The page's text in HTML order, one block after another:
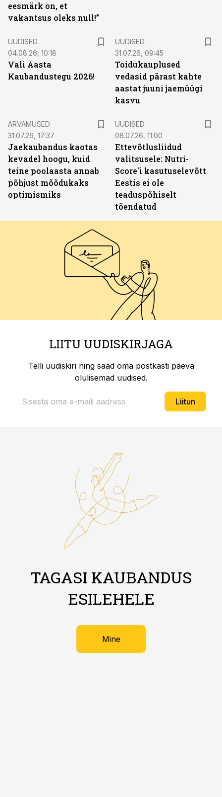
eesmärk on, et
vakantsus oleks null!”
UUDISED
04.08.26, 10:18
Vali Aasta
Kaubandustegu 2026!
UUDISED
31.07.26, 09:45
Toidukauplused
vedasid pärast kahte
aastat juuni jaemüügi
kasvu
ARVAMUSED
31.07.26, 17:37
Jaekaubandus kaotas
kevadel hoogu, kuid
teine poolaasta annab
põhjust mõõdukaks
optimismiks
UUDISED
08.07.26, 11:00
Ettevõtlusliidud
valitsusele: Nutri-
Score'i kasutuselevõtt
Eestis ei ole
teaduspõhiselt
tõendatud
LIITU UUDISKIRJAGA
Telli uudiskiri ning saad oma postkasti päeva
olulisemad uudised.
Liitun
TAGASI KAUBANDUS
ESILEHELE
Mine